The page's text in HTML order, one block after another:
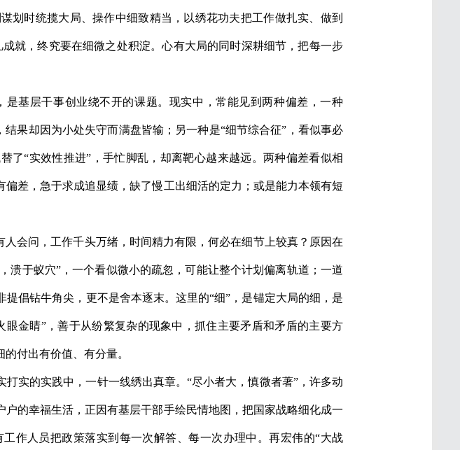
划时统揽大局、操作中细致精当，以绣花功夫把工作做扎实、做到
就，终究要在细微之处积淀。心有大局的同时深耕细节，把每一步
基层干事创业绕不开的课题。现实中，常能见到两种偏差，一种
果却因为小处失守而满盘皆输；另一种是“细节综合征”，看似事必
了“实效性推进”，手忙脚乱，却离靶心越来越远。两种偏差看似相
差，急于求成追显绩，缺了慢工出细活的定力；或是能力本领有短
会问，工作千头万绪，时间精力有限，何必在细节上较真？原因在
溃于蚁穴”，一个看似微小的疏忽，可能让整个计划偏离轨道；一道
倡钻牛角尖，更不是舍本逐末。这里的“细”，是锚定大局的细，是
金睛”，善于从纷繁复杂的现象中，抓住主要矛盾和矛盾的主要方
付出有价值、有分量。
实的实践中，一针一线绣出真章。“尽小者大，慎微者著”，许多动
的幸福生活，正因有基层干部手绘民情地图，把国家战略细化成一
作人员把政策落实到每一次解答、每一次办理中。再宏伟的“大战